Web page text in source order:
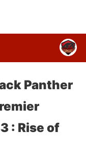
Panther
: Rise of